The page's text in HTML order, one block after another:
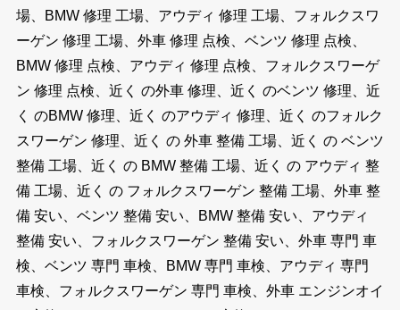
場、BMW 修理 工場、アウディ 修理 工場、フォルクスワ
ーゲン 修理 工場、外車 修理 点検、ベンツ 修理 点検、
BMW 修理 点検、アウディ 修理 点検、フォルクスワーゲ
ン 修理 点検、近く の外車 修理、近く のベンツ 修理、近
く のBMW 修理、近く のアウディ 修理、近く のフォルク
スワーゲン 修理、近く の 外車 整備 工場、近く の ベンツ
整備 工場、近く の BMW 整備 工場、近く の アウディ 整
備 工場、近く の フォルクスワーゲン 整備 工場、外車 整
備 安い、ベンツ 整備 安い、BMW 整備 安い、アウディ
整備 安い、フォルクスワーゲン 整備 安い、外車 専門 車
検、ベンツ 専門 車検、BMW 専門 車検、アウディ 専門
車検、フォルクスワーゲン 専門 車検、外車 エンジンオイ